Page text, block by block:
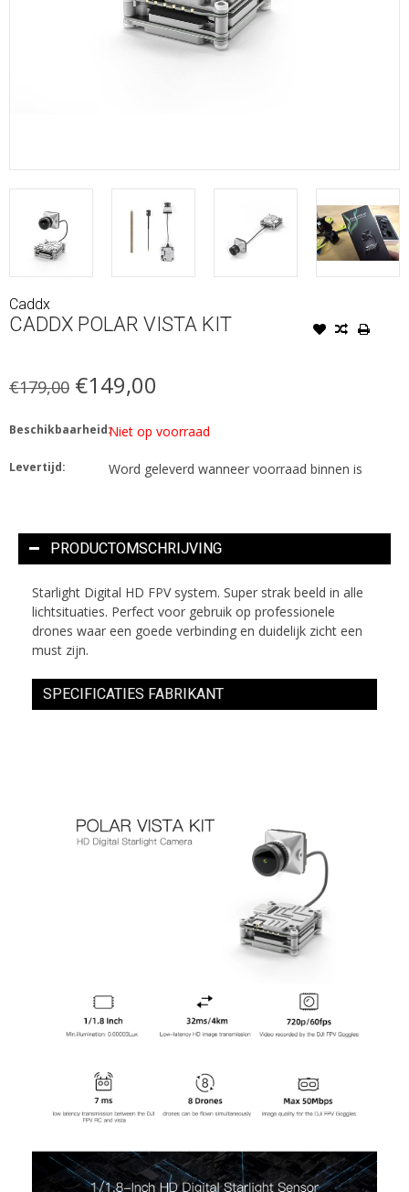
Caddx
CADDX POLAR VISTA KIT
€179,00 €149,00
Beschikbaarheid:Niet op voorraad
Levertijd: Word geleverd wanneer voorraad binnen is
PRODUCTOMSCHRIJVING
Starlight Digital HD FPV system. Super strak beeld in alle
lichtsituaties. Perfect voor gebruik op professionele
drones waar een goede verbinding en duidelijk zicht een
must zijn.
SPECIFICATIES FABRIKANT